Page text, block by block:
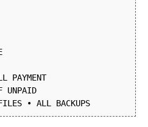
PAYMENT
UNPAID
• ALL BACKUPS